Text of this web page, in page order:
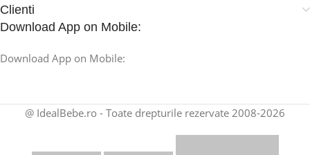
Clienti
Download App on Mobile:
Download App on Mobile:
@ IdealBebe.ro - Toate drepturile rezervate 2008-2026